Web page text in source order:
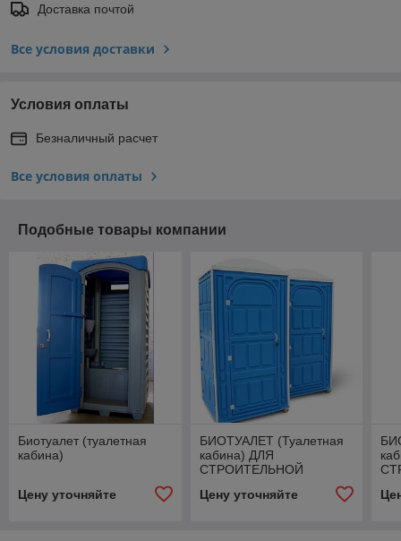
Доставка почтой
Все условия доставки
Условия оплаты
Безналичный расчет
Все условия оплаты
Подобные товары компании
Биотуалет (туалетная
кабина)
Цену уточняйте
БИОТУАЛЕТ (Туалетная
кабина) ДЛЯ
СТРОИТЕЛЬНОЙ
ЗОН ОТДЫХА БЕЛАРУСЬ
Цену уточняйте